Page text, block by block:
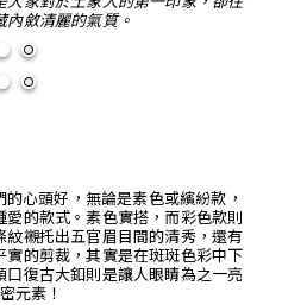
內斂清麗的氣質。
頭好，無論是素色或繽紛款，
的款式。素色實搭，而彩色款則
襯托出五官眉目間的清秀，還有
的剪裁，其實是在斑斑色彩中下
口復古大釦則是讓人眼睛為之一亮
元素！